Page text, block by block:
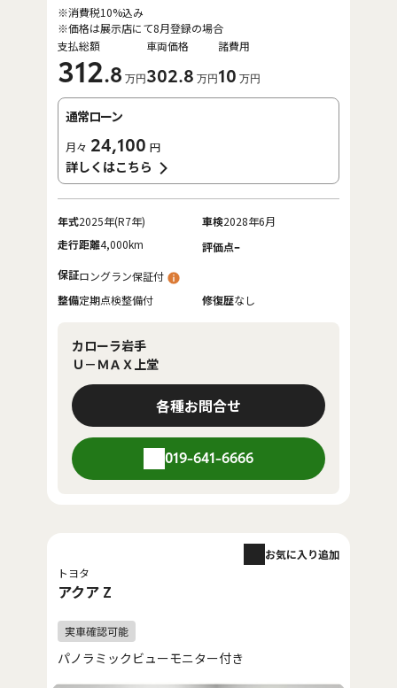
支払総額
312.8 万円
車両価格
302.8 万円
諸費用
10 万円
※消費税10%込み
※価格は展示店にて8月登録の場合
通常ローン
月々 24,100 円
詳しくはこちら
年式2025年(R7年) 車検2028年6月
走行距離4,000km 評価点-
保証ロングラン保証付
整備定期点検整備付 修復歴なし
カローラ岩手
Ｕ－ＭＡＸ上堂
各種お問合せ
019-641-6666
トヨタ
アクア Z
お気に入り追加
パノラミックビューモニター付き